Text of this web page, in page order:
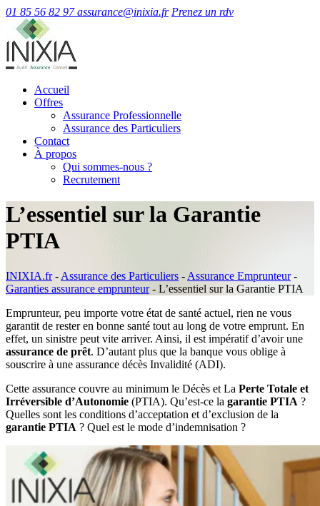
01 85 56 82 97 assurance@inixia.fr Prenez un rdv
Accueil
Offres
Assurance Professionnelle
Assurance des Particuliers
Contact
À propos
Qui sommes-nous ?
Recrutement
L’essentiel sur la Garantie
PTIA
INIXIA.fr- Assurance des Particuliers - Assurance Emprunteur-
Garanties assurance emprunteur- L’essentiel sur la Garantie PTIA
Emprunteur, peu importe votre état de santé actuel, rien ne vous
garantit de rester en bonne santé tout au long de votre emprunt. En
effet, un sinistre peut vite arriver. Ainsi, il est impératif d’avoir une
assurance de prêt. D’autant plus que la banque vous oblige à
souscrire à une assurance décès Invalidité (ADI).
Cette assurance couvre au minimum le Décès et La Perte Totale et
Irréversible d’Autonomie (PTIA). Qu’est-ce la garantie PTIA ?
Quelles sont les conditions d’acceptation et d’exclusion de la
garantie PTIA ? Quel est le mode d’indemnisation ?